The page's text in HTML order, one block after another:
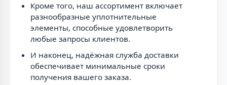
Кроме того, наш ассортимент включает
разнообразные уплотнительные
элементы, способные удовлетворить
любые запросы клиентов.
И наконец, надёжная служба доставки
обеспечивает минимальные сроки
получения вашего заказа.